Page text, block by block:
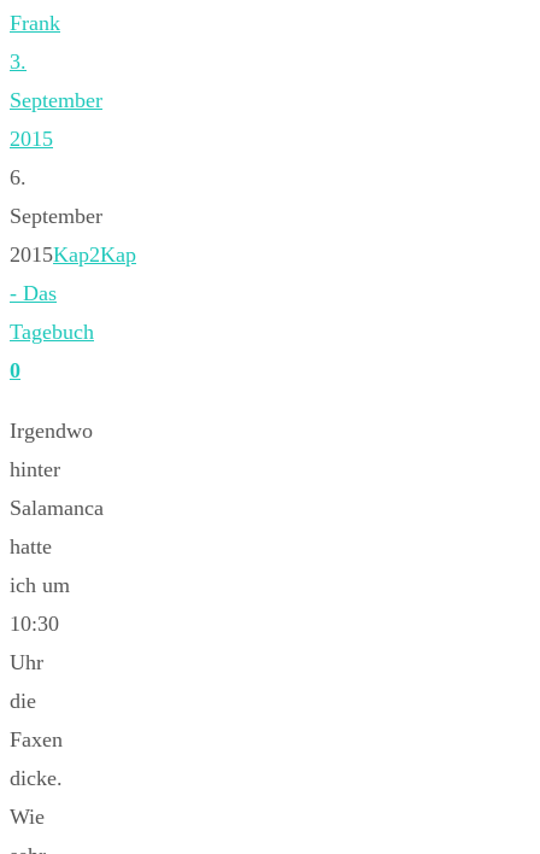
Frank
3.
September
2015
6.
September
2015Kap2Kap
- Das
Tagebuch
0
Irgendwo
hinter
Salamanca
hatte
ich um
10:30
Uhr
die
Faxen
dicke.
Wie